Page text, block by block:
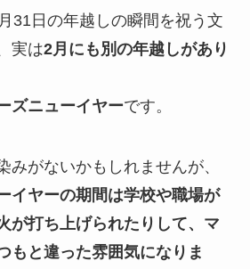
31日の年越しの瞬間を祝う文
実は2月にも別の年越しがあり
ズニューイヤーです。
みがないかもしれませんが、
イヤーの期間は学校や職場が
が打ち上げられたりして、マ
もと違った雰囲気になりま